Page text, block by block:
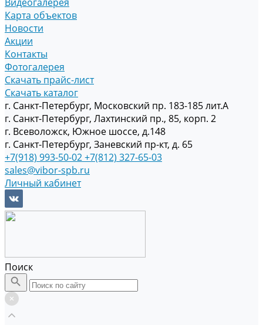
Карта объектов
Новости
Акции
Контакты
Фотогалерея
Скачать прайс-лист
Скачать каталог
г. Санкт-Петербург, Московский пр. 183-185 лит.А
г. Санкт-Петербург, Лахтинский пр., 85, корп. 2
г. Всеволожск, Южное шоссе, д.148
г. Санкт-Петербург, Заневский пр-кт, д. 65
+7(918) 993-50-02+7(812) 327-65-03
sales@vibor-spb.ru
Личный кабинет
Поиск